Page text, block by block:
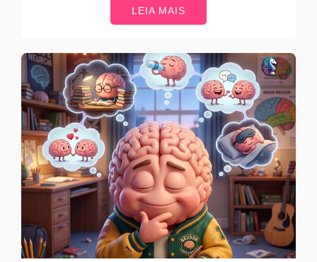
LEIA MAIS